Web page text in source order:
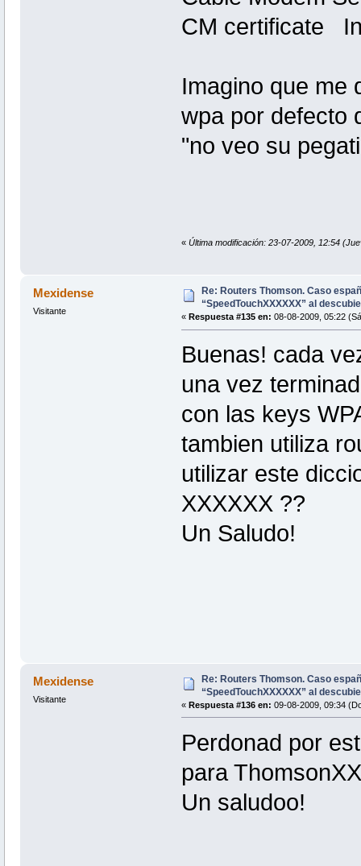
CM certificate
Imagino que me
wpa por defecto
"no veo su
« Última modificación: 23-07-2009, 12:54
Mexidense
Visitante
Re: Routers Thomson. Caso
“SpeedTouchXXXXXX” al
« Respuesta #135 en: 08-08-2009, 05:22
Buenas! cada
una vez
con las keys
tambien utiliza
utilizar este
XXXXXX ??
Un Saludo!
Mexidense
Visitante
Re: Routers Thomson. Caso
“SpeedTouchXXXXXX” al
« Respuesta #136 en: 09-08-2009, 09:34
Perdonad por
para
Un saludoo!